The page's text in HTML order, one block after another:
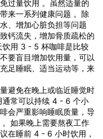
过量饮用 。虽然适量的
来一系列健康问题 。除
、增加心脏负担等问题
钙流失，增加骨质疏松的
饮用 3 - 5 杯咖啡是比较
要盲目增加饮用量，可以
足睡眠、适当运动等，来
避免在晚上或临近睡觉时
通常可以持续 4 - 6 个小
会严重影响睡眠质量，导
如果晚上需要熬夜工作
在睡前 4 - 6 小时饮用，